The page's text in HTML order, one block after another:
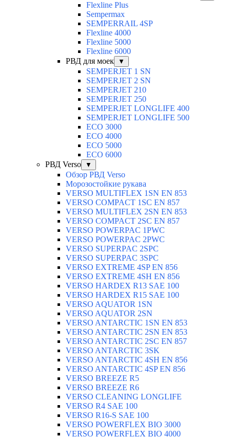
Flexline Plus
Sempermax
SEMPERRAIL 4SP
Flexline 4000
Flexline 5000
Flexline 6000
РВД для моек
▼
SEMPERJET 1 SN
SEMPERJET 2 SN
SEMPERJET 210
SEMPERJET 250
SEMPERJET LONGLIFE 400
SEMPERJET LONGLIFE 500
ECO 3000
ECO 4000
ECO 5000
ECO 6000
РВД Verso
▼
Обзор РВД Verso
Морозостойкие рукава
VERSO MULTIFLEX 1SN EN 853
VERSO COMPACT 1SC EN 857
VERSO MULTIFLEX 2SN EN 853
VERSO COMPACT 2SC EN 857
VERSO POWERPAC 1PWC
VERSO POWERPAC 2PWC
VERSO SUPERPAC 2SPC
VERSO SUPERPAC 3SPC
VERSO EXTREME 4SP EN 856
VERSO EXTREME 4SH EN 856
VERSO HARDEX R13 SAE 100
VERSO HARDEX R15 SAE 100
VERSO AQUATOR 1SN
VERSO AQUATOR 2SN
VERSO ANTARCTIC 1SN EN 853
VERSO ANTARCTIC 2SN EN 853
VERSO ANTARCTIC 2SC EN 857
VERSO ANTARCTIC 3SK
VERSO ANTARCTIC 4SH EN 856
VERSO ANTARCTIC 4SP EN 856
VERSO BREEZE R5
VERSO BREEZE R6
VERSO CLEANING LONGLIFE
VERSO R4 SAE 100
VERSO R16-S SAE 100
VERSO POWERFLEX BIO 3000
VERSO POWERFLEX BIO 4000